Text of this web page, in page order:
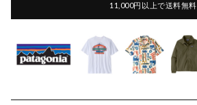
11,000円以上で送料無料